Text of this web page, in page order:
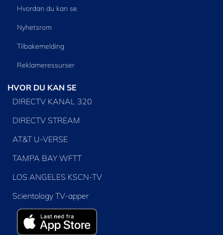
Hvordan du kan se
Nyhetsrom
Tilbakemelding
Reklameressurser
HVOR DU KAN SE
DIRECTV KANAL 320
DIRECTV STREAM
AT&T U-VERSE
TAMPA BAY WFTT
LOS ANGELES KSCN-TV
Scientology TV-apper